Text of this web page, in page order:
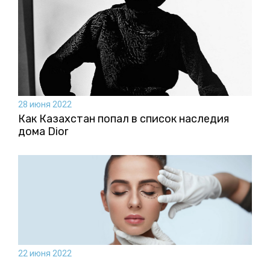
28 июня 2022
Как Казахстан попал в список наследия
дома Dior
22 июня 2022